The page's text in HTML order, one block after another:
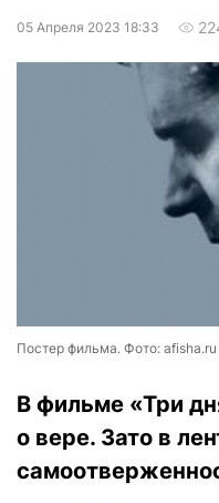
05 Апреля 2023 18:33
Постер фильма. Фото: afisha.ru
В фильме «Три
о вере. Зато в